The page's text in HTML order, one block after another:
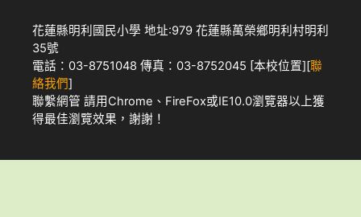
花蓮縣明利國民小學 地址:979 花蓮縣萬榮鄉明利村明利
35號
電話：03-8751048 傳真：03-8752045 [本校位置][聯
絡我們]
聯繫網管 請用 Chrome 、 FireFox或IE10.0瀏覽器以上獲
得最佳瀏覽效果，謝謝！